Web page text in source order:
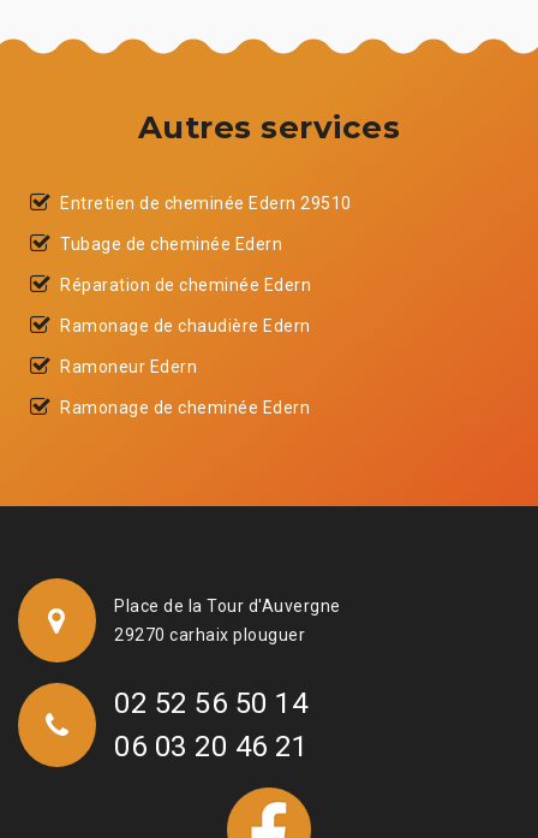
Autres services
Entretien de cheminée Edern 29510
Tubage de cheminée Edern
Réparation de cheminée Edern
Ramonage de chaudière Edern
Ramoneur Edern
Ramonage de cheminée Edern
Place de la Tour d'Auvergne
29270 carhaix plouguer
02 52 56 50 14
06 03 20 46 21